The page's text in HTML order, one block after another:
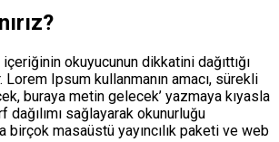
okuyucunun dikkatini dağıttığı
Ipsum kullanmanın amacı, sürekli
buraya metin gelecek’ yazmaya kıyasla
dağılımı sağlayarak okunurluğu
birçok masaüstü yayıncılık paketi ve web